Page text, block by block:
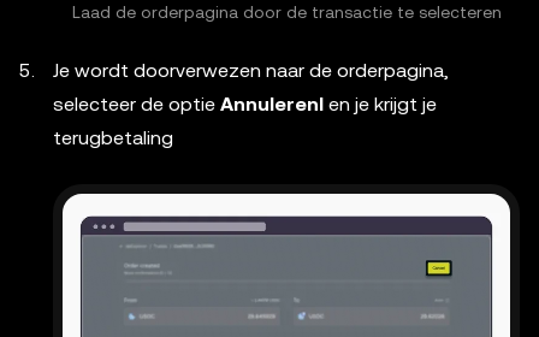
Laad de orderpagina door de transactie te selecteren
Je wordt doorverwezen naar de orderpagina,
selecteer de optie Annulerenl en je krijgt je
terugbetaling